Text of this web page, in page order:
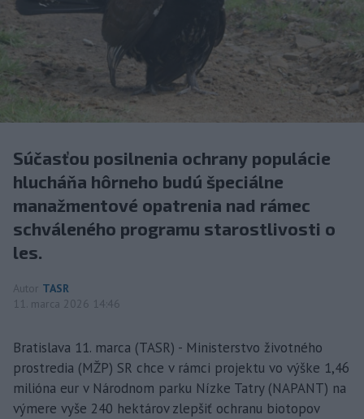
Súčasťou posilnenia ochrany populácie
hlucháňa hôrneho budú špeciálne
manažmentové opatrenia nad rámec
schváleného programu starostlivosti o
les.
Autor TASR
11. marca 2026 14:46
Bratislava 11. marca (TASR) - Ministerstvo životného
prostredia (MŽP) SR chce v rámci projektu vo výške 1,46
milióna eur v Národnom parku Nízke Tatry (NAPANT) na
výmere vyše 240 hektárov zlepšiť ochranu biotopov